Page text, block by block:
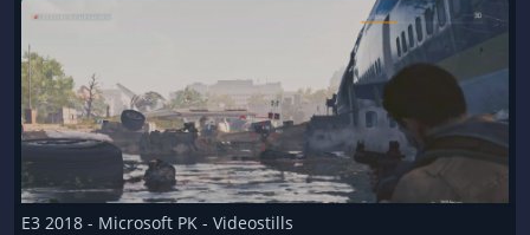
E3 2018 - Microsoft PK - Videostills